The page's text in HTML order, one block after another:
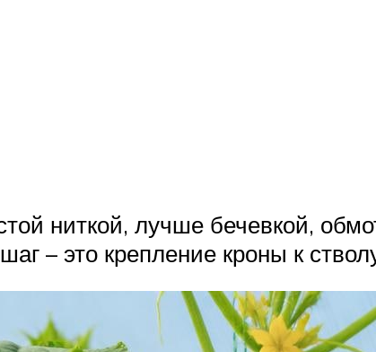
ниткой, лучше бечевкой,
– это крепление кроны к